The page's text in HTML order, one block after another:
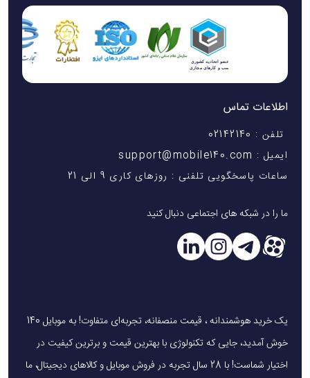
اطلاعات تماس
تلفن : 02142140
ایمیل : support@mobile140.com
ساعات پاسخگویی تلفنی : روزهای کاری 9 الی 21
ما را در شبکه های اجتماعی دنبال کنید
یک خرید هوشمندانه ، قیمت منصفانه، تجربه‌ای متفاوت! به موبایل 140
خوش آمدید، جایی که تکنولوژی با بهترین قیمت و برترین کیفیت در
اختیار شماست! با 28 سال تجربه در فروش موبایل و کالاهای دیجیتال، ما